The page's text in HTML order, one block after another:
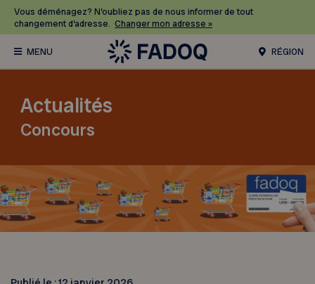
Vous déménagez? N’oubliez pas de nous informer de tout
changement d’adresse. Changer mon adresse »
RÉGION
Actualités
Concours